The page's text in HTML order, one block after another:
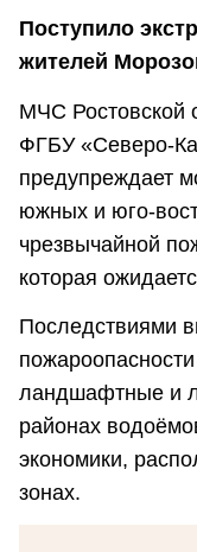
Поступило
жителей
МЧС Ростовской
ФГБУ «Северо-
предупреждает
южных и юго-
чрезвычайной
которая
Последствиями
ландшафтные и
районах
экономики,
зонах.